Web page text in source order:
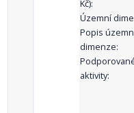
Kč):
Územní
Popis
dimenze:
aktivity: